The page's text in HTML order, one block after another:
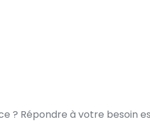
? Répondre à votre besoin